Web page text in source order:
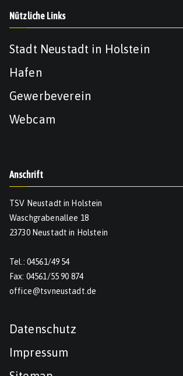
Nützliche Links
Stadt Neustadt in Holstein
Hafen
Gewerbeverein
Webcam
Anschrift
TSV Neustadt in Holstein
Waschgrabenallee 18
23730 Neustadt in Holstein
Tel.: 04561/49 54
Fax: 04561/55 90 874
office@tsvneustadt.de
Datenschutz
Impressum